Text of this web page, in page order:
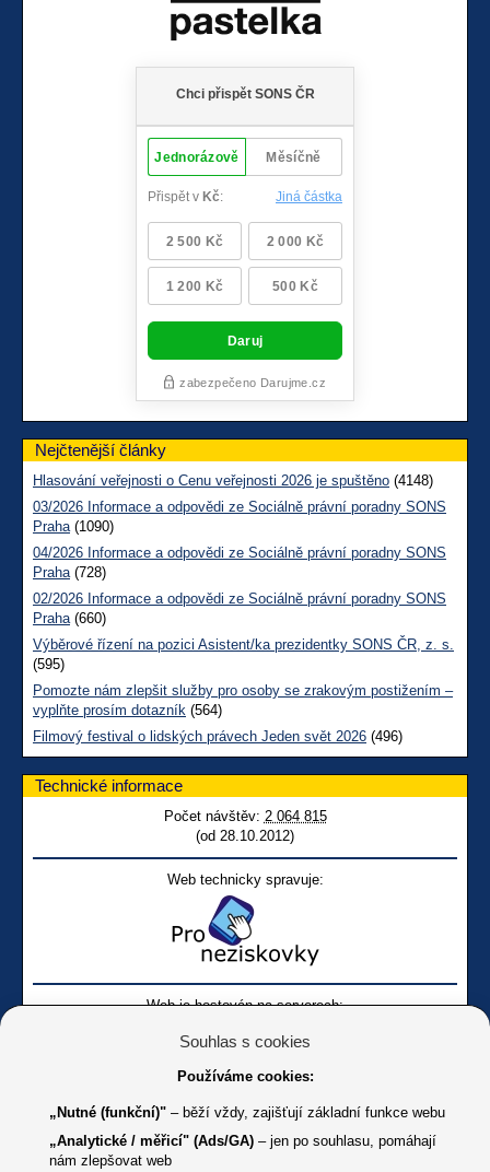
Nejčtenější články
Hlasování veřejnosti o Cenu veřejnosti 2026 je spuštěno (4148)
03/2026 Informace a odpovědi ze Sociálně právní poradny SONS
Praha(1090)
04/2026 Informace a odpovědi ze Sociálně právní poradny SONS
Praha(728)
02/2026 Informace a odpovědi ze Sociálně právní poradny SONS
Praha(660)
Výběrové řízení na pozici Asistent/ka prezidentky SONS ČR, z. s.
(595)
Pomozte nám zlepšit služby pro osoby se zrakovým postižením –
vyplňte prosím dotazník (564)
Filmový festival o lidských právech Jeden svět 2026 (496)
Technické informace
Počet návštěv: 2 064 815
(od 28.10.2012)
Web technicky spravuje:
Web je hostován na serverech:
Souhlas s cookies
Používáme cookies:
„Nutné (funkční)" – běží vždy, zajišťují základní funkce webu
„Analytické / měřicí" (Ads/GA) – jen po souhlasu, pomáhají
nám zlepšovat web